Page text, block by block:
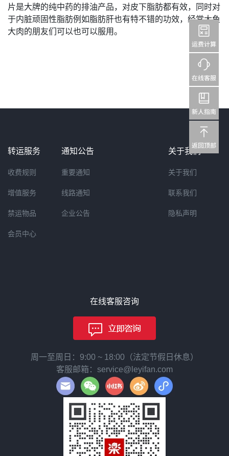
片是大牌的纯中药的排油产品，对皮下脂肪都有效，同时对
于内脏顽固性脂肪例如脂肪肝也有特不错的功效，经常大鱼
大肉的朋友们可以也可以服用。
转运服务
收费规则
增值服务
禁运物品
会员中心
通知公告
重要通知
线路通知
企业公告
关于我们
关于我们
联系我们
隐私声明
在线客服咨询
周一至周日：9:00 ~ 18:00（法定节假日休息）
客服邮箱：service@leyifan.com